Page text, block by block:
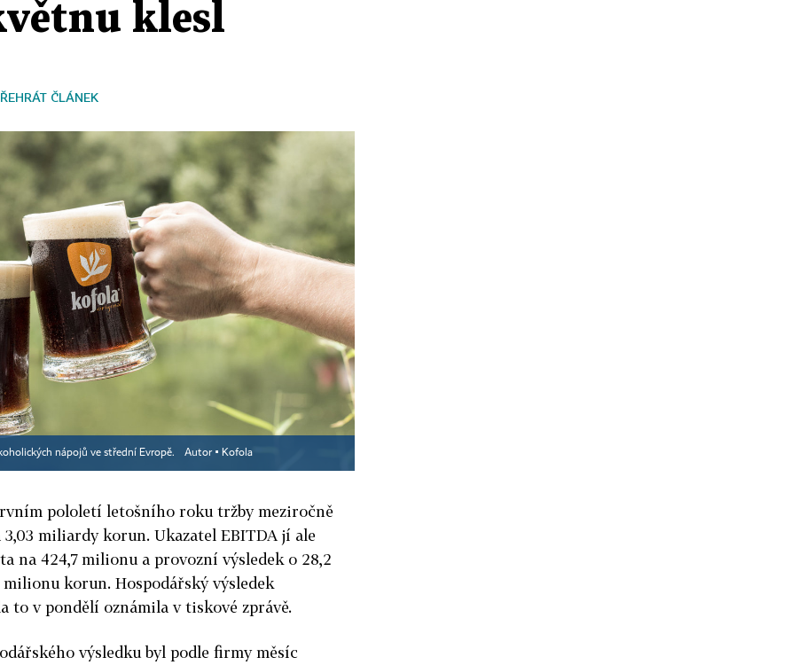
klesl
ČLÁNEK
nápojů ve střední Evropě. Autor ▪ Kofola
pololetí letošního roku tržby meziročně
3,03 miliardy korun. Ukazatel EBITDA jí ale
na 424,7 milionu a provozní výsledek o 28,2
milionu korun. Hospodářský výsledek
to v pondělí oznámila v tiskové zprávě.
výsledku byl podle firmy měsíc